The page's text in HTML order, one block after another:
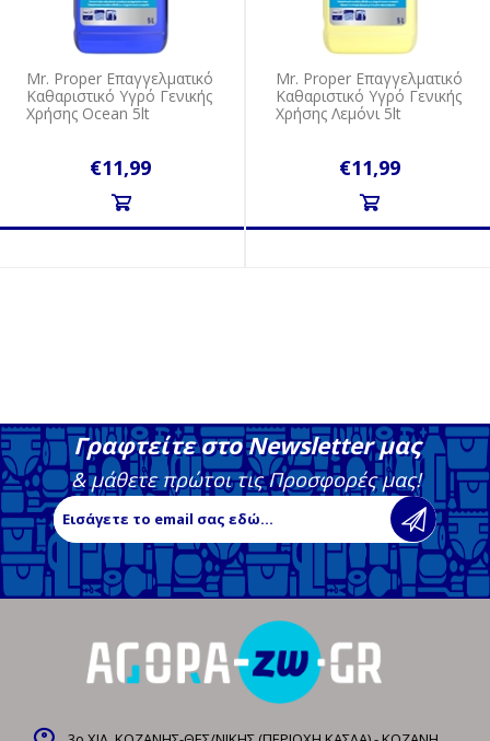
Mr. Proper Επαγγελματικό
Καθαριστικό Υγρό Γενικής
Χρήσης Ocean 5lt
€11,99
Mr. Proper Επαγγελματικό
Καθαριστικό Υγρό Γενικής
Χρήσης Λεμόνι 5lt
€11,99
Γραφτείτε στο Newsletter μας
& μάθετε πρώτοι τις Προσφορές μας!